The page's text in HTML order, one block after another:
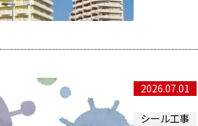
2026.07.01
シール工事